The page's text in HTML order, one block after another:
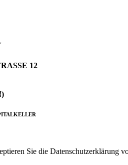
12
Sie die Datenschutzerklärung